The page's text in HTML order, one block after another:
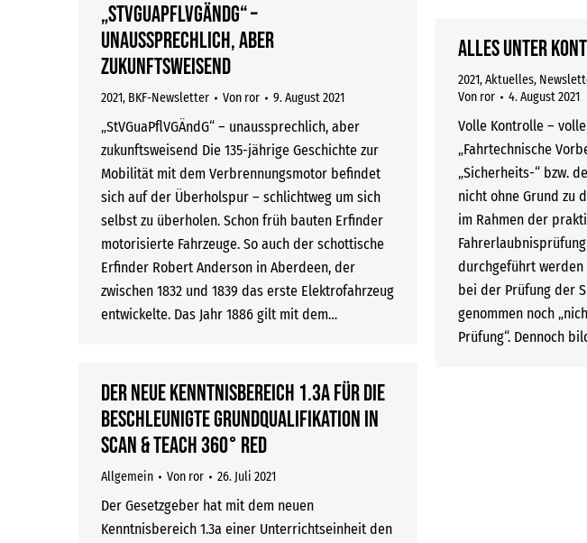
„StVGuaPflVGÄndG“ –
unaussprechlich, aber
zukunftsweisend
2021, BKF-Newsletter Von ror 9. August 2021
„StVGuaPflVGÄndG“ – unaussprechlich, aber
zukunftsweisend Die 135-jährige Geschichte zur
Mobilität mit dem Verbrennungsmotor befindet
sich auf der Überholspur – schlichtweg um sich
selbst zu überholen. Schon früh bauten Erfinder
motorisierte Fahrzeuge. So auch der schottische
Erfinder Robert Anderson in Aberdeen, der
zwischen 1832 und 1839 das erste Elektrofahrzeug
entwickelte. Das Jahr 1886 gilt mit dem…
Alles unter
2021,Aktuelles,
Von ror 4. August 2021
Volle Kontrolle –
„Fahrtechnische
„Sicherheits-“ bzw.
nicht ohne Grund zu
im Rahmen der
durchgeführt werden
bei der Prüfung der
genommen noch
Prüfung“. Dennoch
Der neue Kenntnisbereich 1.3a für die
beschleunigte Grundqualifikation in
SCAN & TEACH 360° RED
Allgemein Von ror 26. Juli 2021
Der Gesetzgeber hat mit dem neuen
Kenntnisbereich 1.3a einer Unterrichtseinheit den